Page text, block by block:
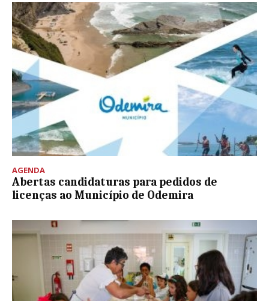
AGENDA
Abertas candidaturas para pedidos de
licenças ao Município de Odemira